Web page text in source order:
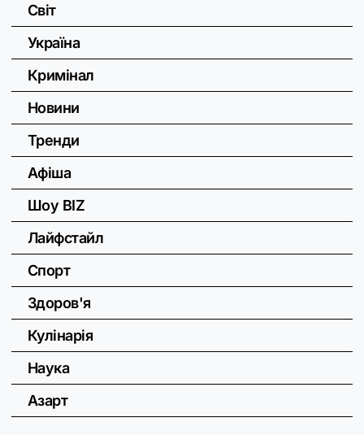
Світ
Україна
Кримінал
Новини
Тренди
Афіша
Шоу BIZ
Лайфстайл
Спорт
Здоров'я
Кулінарія
Наука
Азарт